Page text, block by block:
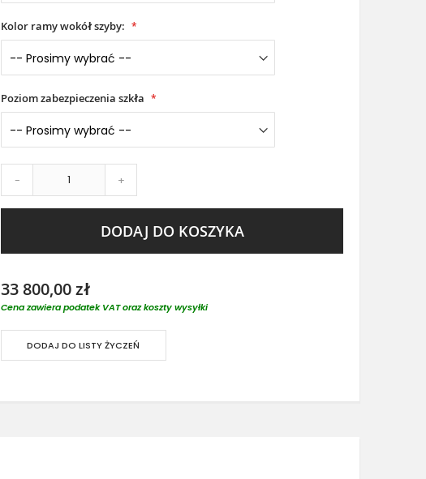
Kolor ramy wokół szyby:
Poziom zabezpieczenia szkła
- +
DODAJ DO KOSZYKA
33 800,00 zł
Cena zawiera podatek VAT oraz koszty wysyłki
DODAJ DO LISTY ŻYCZEŃ